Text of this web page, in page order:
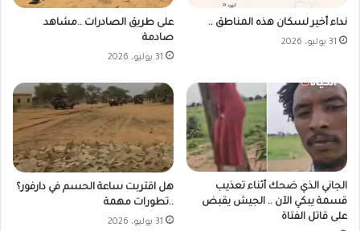
نداء أخير لسكان هذه المناطق ..
31 يوليو، 2026
على طريق الصادرات ..مشاهد
صادمة
31 يوليو، 2026
الجاني الذي ضحك أثناء تعذيب
قسمة يبكي الآن .. الجيش يقبض
على قاتل الفتاة
هل اقتربت ساعة الحسم في دارفور؟
..تطورات مهمة
31 يوليو، 2026